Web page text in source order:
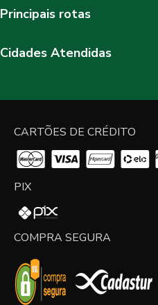
Principais rotas
Cidades Atendidas
CARTÕES DE CRÉDITO
PIX
COMPRA SEGURA